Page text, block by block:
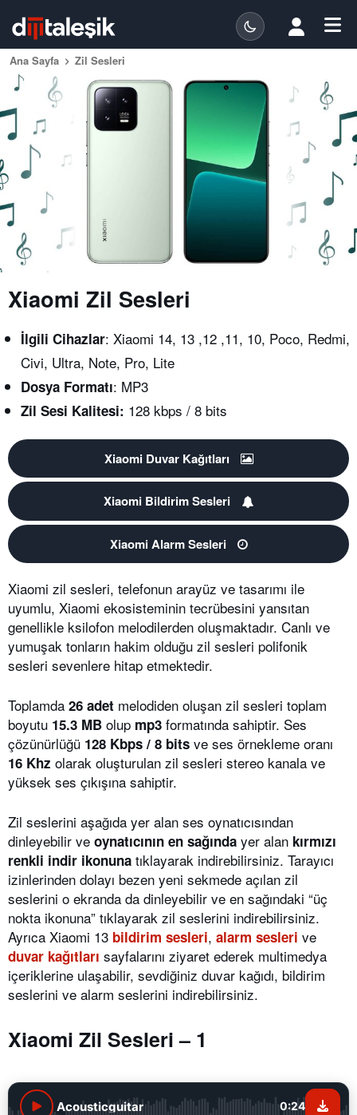
Ana Sayfa Zil Sesleri
Xiaomi Zil Sesleri
İlgili Cihazlar: Xiaomi 14, 13 ,12 ,11, 10, Poco, Redmi,
Civi, Ultra, Note, Pro, Lite
Dosya Formatı: MP3
Zil Sesi Kalitesi: 128 kbps / 8 bits
Xiaomi Duvar Kağıtları
Xiaomi Bildirim Sesleri
Xiaomi Alarm Sesleri
Xiaomi zil sesleri, telefonun arayüz ve tasarımı ile
uyumlu, Xiaomi ekosisteminin tecrübesini yansıtan
genellikle ksilofon melodilerden oluşmaktadır. Canlı ve
yumuşak tonların hakim olduğu zil sesleri polifonik
sesleri sevenlere hitap etmektedir.
Toplamda 26 adet melodiden oluşan zil sesleri toplam
boyutu 15.3 MB olup mp3 formatında sahiptir. Ses
çözünürlüğü 128 Kbps / 8 bits ve ses örnekleme oranı
16 Khz olarak oluşturulan zil sesleri stereo kanala ve
yüksek ses çıkışına sahiptir.
Zil seslerini aşağıda yer alan ses oynatıcısından
dinleyebilir ve oynatıcının en sağında yer alan kırmızı
renkli indir ikonuna tıklayarak indirebilirsiniz. Tarayıcı
izinlerinden dolayı bezen yeni sekmede açılan zil
seslerini o ekranda da dinleyebilir ve en sağındaki “üç
nokta ikonuna” tıklayarak zil seslerini indirebilirsiniz.
Ayrıca Xiaomi 13 bildirim sesleri, alarm sesleri ve
duvar kağıtları sayfalarını ziyaret ederek multimedya
içeriklerine ulaşabilir, sevdiğiniz duvar kağıdı, bildirim
seslerini ve alarm seslerini indirebilirsiniz.
Xiaomi Zil Sesleri – 1
Acousticguitar 0:24